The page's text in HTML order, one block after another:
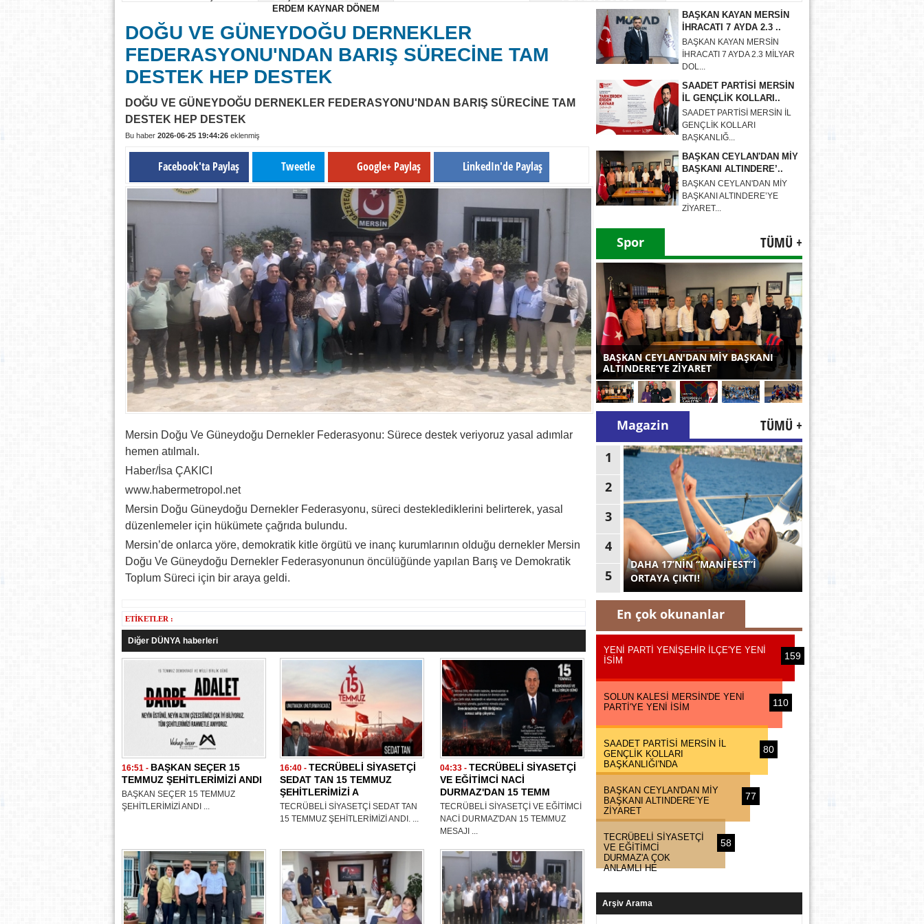
BAŞKAN ÜNLÜ VE YÖNETİMİNDEN BAŞKAN YILDIZ'A HAYIRL..
10:43 TECRÜBELİ SİYASETÇİ MEHMET SAYDAM CHP'DEN İSTİFA E..
ERDEM KAYNAR DÖNEM
DOĞU VE GÜNEYDOĞU DERNEKLER
FEDERASYONU'NDAN BARIŞ SÜRECİNE TAM
DESTEK HEP DESTEK
DOĞU VE GÜNEYDOĞU DERNEKLER FEDERASYONU'NDAN BARIŞ SÜRECİNE TAM
DESTEK HEP DESTEK
Bu haber 2026-06-25 19:44:26 eklenmiş
Facebook'ta Paylaş Tweetle Google+ Paylaş LinkedIn'de Paylaş
Mersin Doğu Ve Güneydoğu Dernekler Federasyonu: Sürece destek veriyoruz yasal adımlar
hemen atılmalı.
Haber/İsa ÇAKICI
www.habermetropol.net
Mersin Doğu Güneydoğu Dernekler Federasyonu, süreci desteklediklerini belirterek, yasal
düzenlemeler için hükümete çağrıda bulundu.
Mersin’de onlarca yöre, demokratik kitle örgütü ve inanç kurumlarının olduğu dernekler Mersin
Doğu Ve Güneydoğu Dernekler Federasyonunun öncülüğünde yapılan Barış ve Demokratik
Toplum Süreci için bir araya geldi.
ETİKETLER :
Diğer DÜNYA haberleri
16:51 - BAŞKAN SEÇER 15
TEMMUZ ŞEHİTLERİMİZİ ANDI
BAŞKAN SEÇER 15 TEMMUZ
ŞEHİTLERİMİZİ ANDI ...
16:40 - TECRÜBELİ SİYASETÇİ
SEDAT TAN 15 TEMMUZ
ŞEHİTLERİMİZİ A
TECRÜBELİ SİYASETÇİ SEDAT TAN
15 TEMMUZ ŞEHİTLERİMİZİ ANDI. ...
04:33 - TECRÜBELİ SİYASETÇİ
VE EĞİTİMCİ NACİ
DURMAZ'DAN 15 TEMM
TECRÜBELİ SİYASETÇİ VE EĞİTİMCİ
NACİ DURMAZ'DAN 15 TEMMUZ
MESAJI ...
BAŞKAN KAYAN MERSİN
İHRACATI 7 AYDA 2.3 ..
BAŞKAN KAYAN MERSİN
İHRACATI 7 AYDA 2.3 MİLYAR
DOL...
SAADET PARTİSİ MERSİN
İL GENÇLİK KOLLARI..
SAADET PARTİSİ MERSİN İL
GENÇLİK KOLLARI
BAŞKANLIĞ...
BAŞKAN CEYLAN'DAN MİY
BAŞKANI ALTINDERE’..
BAŞKAN CEYLAN'DAN MİY
BAŞKANI ALTINDERE’YE
ZİYARET...
Spor TÜMÜ +
BAŞKAN CEYLAN'DAN MİY BAŞKANI
ALTINDERE’YE ZİYARET
Magazin TÜMÜ +
DAHA 17’NİN “MANİFEST”İ
ORTAYA ÇIKTI!
1
2
3
4
5
En çok okunanlar
YENİ PARTİ YENİŞEHİR İLÇE'YE YENİ
İSİM
159
SOLUN KALESİ MERSİN'DE YENİ
PARTİ'YE YENİ İSİM
110
SAADET PARTİSİ MERSİN İL
GENÇLİK KOLLARI
BAŞKANLIĞI'NDA
80
BAŞKAN CEYLAN'DAN MİY
BAŞKANI ALTINDERE’YE
ZİYARET
77
TECRÜBELİ SİYASETÇİ
VE EĞİTİMCİ
DURMAZ'A ÇOK
ANLAMLI HE
58
Arşiv Arama